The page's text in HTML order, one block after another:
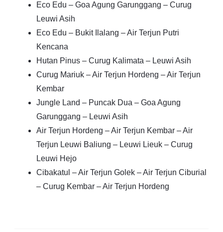
Eco Edu – Goa Agung Garunggang – Curug
Leuwi Asih
Eco Edu – Bukit Ilalang – Air Terjun Putri
Kencana
Hutan Pinus – Curug Kalimata – Leuwi Asih
Curug Mariuk – Air Terjun Hordeng – Air Terjun
Kembar
Jungle Land – Puncak Dua – Goa Agung
Garunggang – Leuwi Asih
Air Terjun Hordeng – Air Terjun Kembar – Air
Terjun Leuwi Baliung – Leuwi Lieuk – Curug
Leuwi Hejo
Cibakatul – Air Terjun Golek – Air Terjun Ciburial
– Curug Kembar – Air Terjun Hordeng